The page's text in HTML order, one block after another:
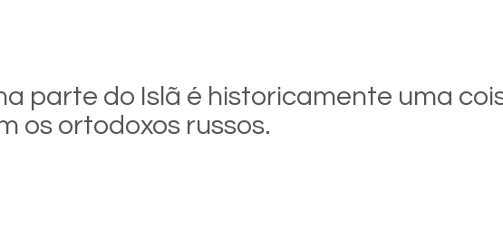
parte do Islã é historicamente uma
os ortodoxos russos.